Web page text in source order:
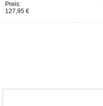
Preis:
127,95 €